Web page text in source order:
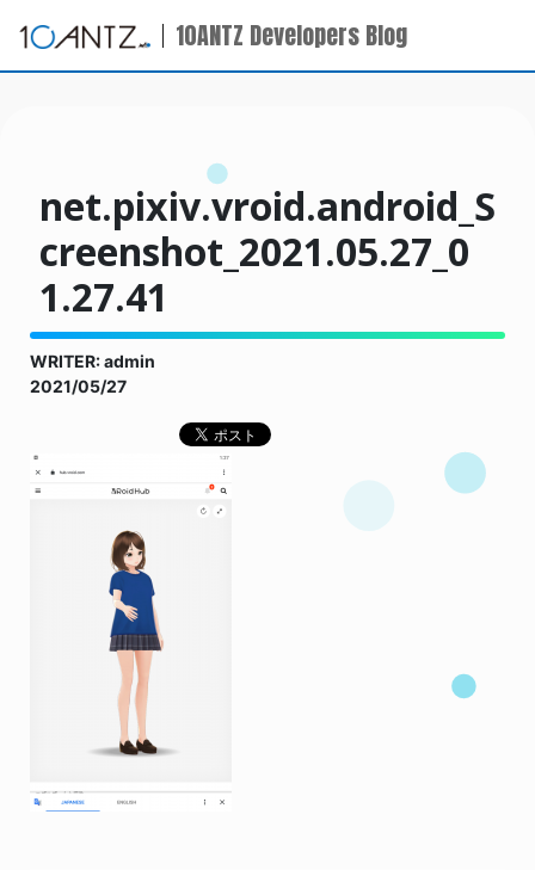
10ANTZ Developers Blog
net.pixiv.vroid.android_S
creenshot_2021.05.27_0
1.27.41
WRITER: admin
2021/05/27